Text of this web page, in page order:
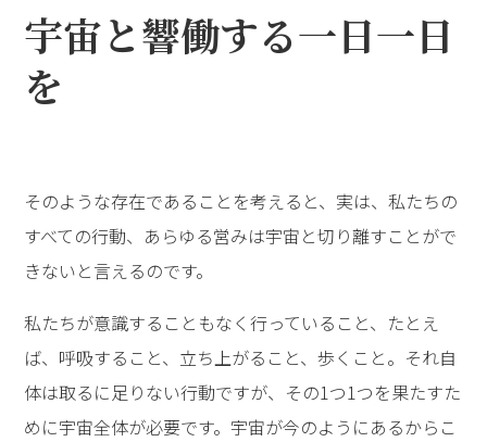
宇宙と響働する一日一日
を
そのような存在であることを考えると、実は、私たちの
すべての行動、あらゆる営みは宇宙と切り離すことがで
きないと言えるのです。
私たちが意識することもなく行っていること、たとえ
ば、呼吸すること、立ち上がること、歩くこと。それ自
体は取るに足りない行動ですが、その1つ1つを果たすた
めに宇宙全体が必要です。宇宙が今のようにあるからこ